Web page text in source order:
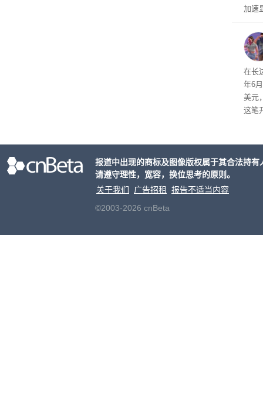
加速
物
毁，
评
米，
上。
依
在长
年6
美元
这笔
事线
报道中出现的商标及图像版权属于其合法持
请遵守理性，宽容，换位思考的原则。
关于我们
广告招租
报告不适当内容
©2003-2026 cnBeta